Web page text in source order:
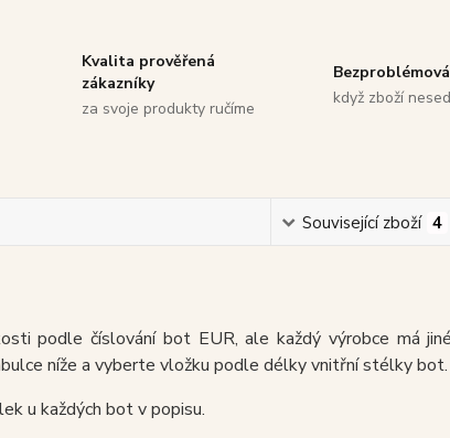
Kvalita prověřená
zákazníky
za svoje produkty ručíme
když zboží
Související zboží 4
podle číslování bot EUR, ale každý výrobce má
níže a vyberte vložku podle délky vnitřní stélky bot.
u každých bot v popisu.